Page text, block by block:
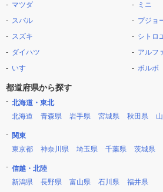
マツダ
スバル
スズキ
ダイハツ
いすゞ
ミニ
プジョ
シトロ
アルフ
ボルボ
都道府県から探す
北海道・東北
北海道
青森県 岩手県 宮城県 秋田県
関東
東京都
神奈川県 埼玉県 千葉県 茨城県
信越・北陸
新潟県
長野県 富山県 石川県 福井県